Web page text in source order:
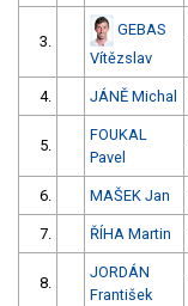
3.
GEBAS
Vítězslav
4. JÁNĚ Michal
5.
FOUKAL
Pavel
6. MAŠEK Jan
7. ŘÍHA Martin
8.
JORDÁN
František